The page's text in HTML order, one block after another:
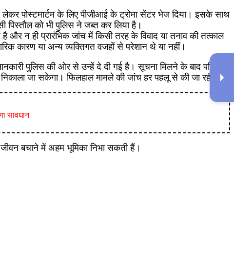
पोस्टमार्टम के लिए पीजीआई के ट्रोमा सेंटर भेज दिया। इसके साथ
को भी पुलिस ने जब्त कर लिया है।
न ही प्रारंभिक जांच में किसी तरह के विवाद या तनाव की तत्काल
कारण या अन्य व्यक्तिगत वजहों से परेशान थे या नहीं।
पुलिस की ओर से उन्हें दे दी गई है। सूचना मिलने के बाद परिवार
निकाला जा सकेगा। फिलहाल मामले की जांच हर पहलू से की जा रही है।
सावधान
बचाने में अहम भूमिका निभा सकती हैं।